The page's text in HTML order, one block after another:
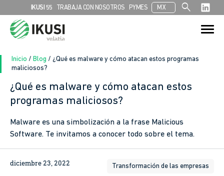
IKUSI 55 TRABAJA CON NOSOTROS PYMES MX search
Search
for:
Search Button
Inicio / Blog / ¿Qué es malware y cómo atacan estos programas
maliciosos?
¿Qué es malware y cómo atacan estos
programas maliciosos?
Malware es una simbolización a la frase Malicious
Software. Te invitamos a conocer todo sobre el tema.
diciembre 23, 2022 Transformación de las empresas